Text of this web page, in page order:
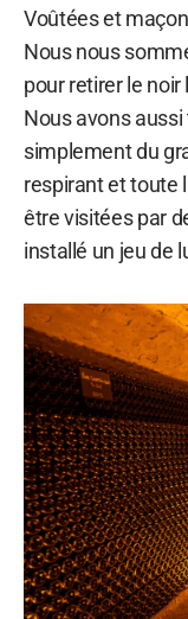
Voûtées et
Nous nous
pour retirer le
Nous avons
simplement du
respirant et toute
être visitées par
installé un jeu de